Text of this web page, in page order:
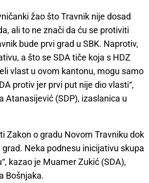
žao što Travnik nije dosad
ali to ne znači da ću se protiviti
bude prvi grad u SBK. Naprotiv,
a što se SDA tiče koja s HDZ
vlast u ovom kantonu, mogu samo
protiv jer prvi put nije dio vlasti“,
Atanasijević (SDP), izaslanica u
Zakon o gradu Novom Travniku dok
grad. Neka podnesu inicijativu skupa
kazao je Muamer Zukić (SDA),
Bošnjaka.